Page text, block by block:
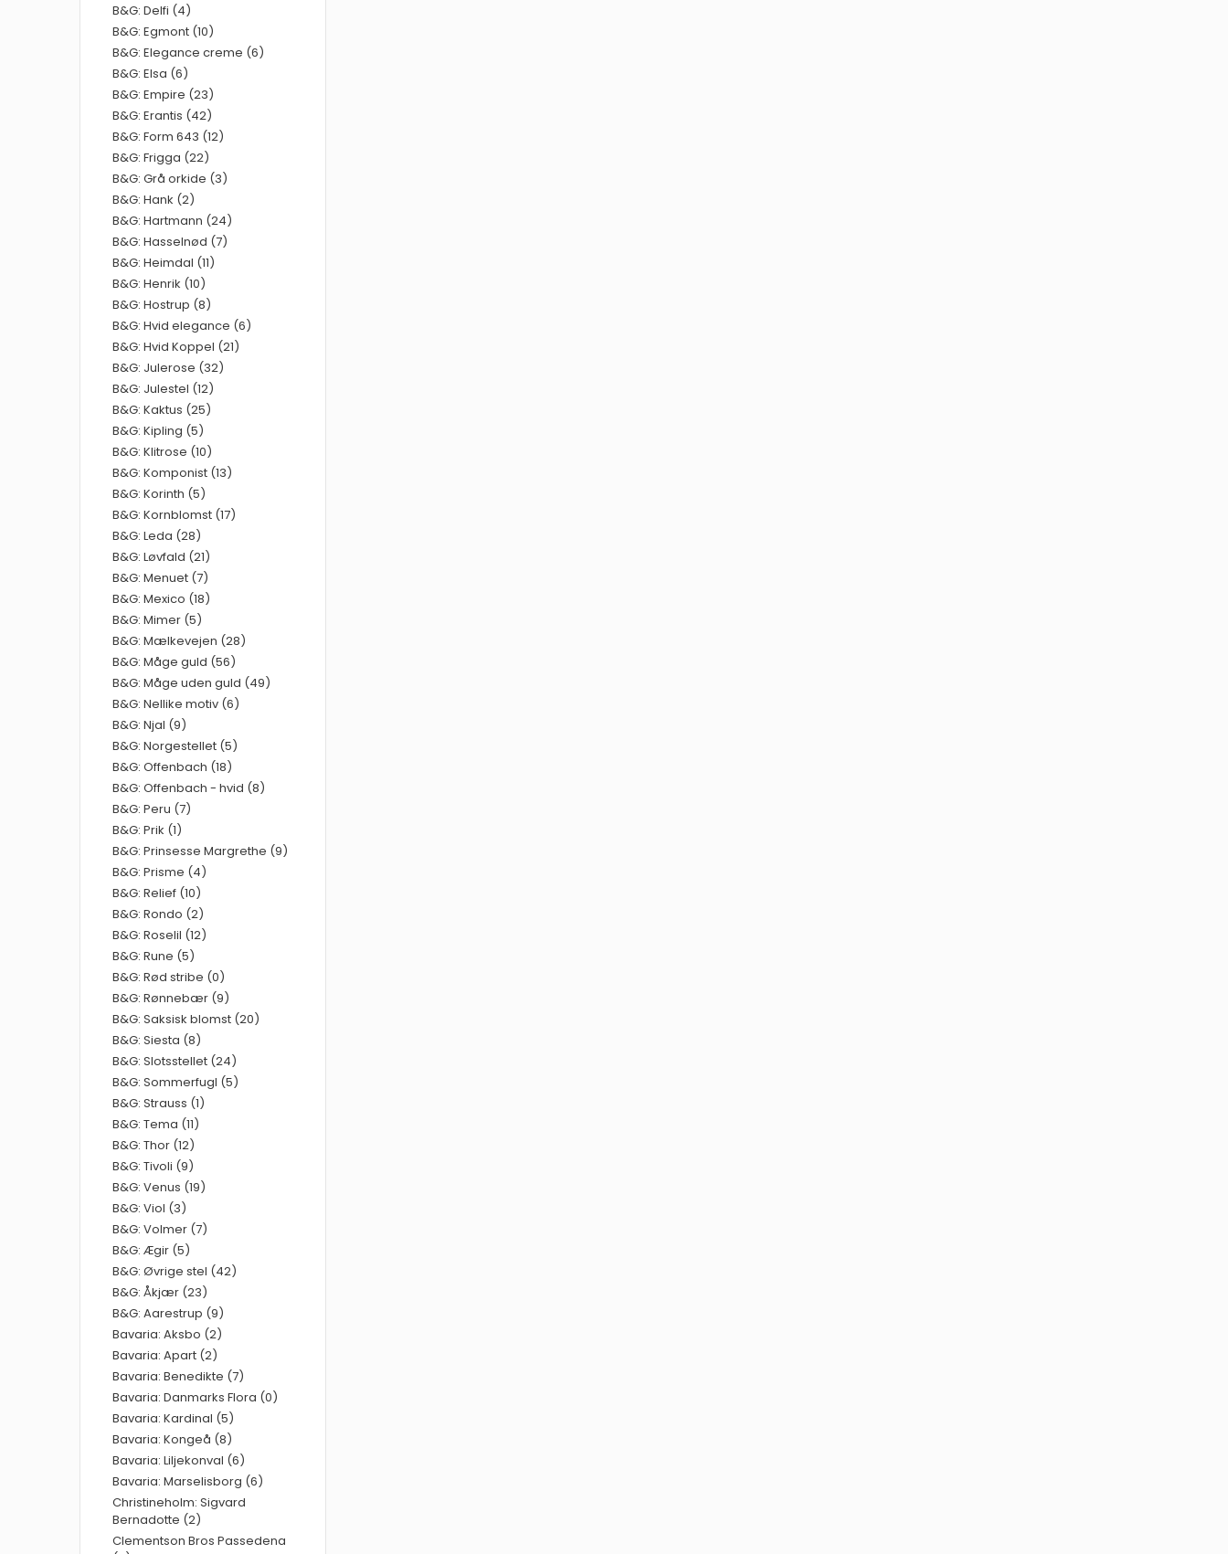
B&G: Delfi (4)
B&G: Egmont (10)
B&G: Elegance creme (6)
B&G: Elsa (6)
B&G: Empire (23)
B&G: Erantis (42)
B&G: Form 643 (12)
B&G: Frigga (22)
B&G: Grå orkide (3)
B&G: Hank (2)
B&G: Hartmann (24)
B&G: Hasselnød (7)
B&G: Heimdal (11)
B&G: Henrik (10)
B&G: Hostrup (8)
B&G: Hvid elegance (6)
B&G: Hvid Koppel (21)
B&G: Julerose (32)
B&G: Julestel (12)
B&G: Kaktus (25)
B&G: Kipling (5)
B&G: Klitrose (10)
B&G: Komponist (13)
B&G: Korinth (5)
B&G: Kornblomst (17)
B&G: Leda (28)
B&G: Løvfald (21)
B&G: Menuet (7)
B&G: Mexico (18)
B&G: Mimer (5)
B&G: Mælkevejen (28)
B&G: Måge guld (56)
B&G: Måge uden guld (49)
B&G: Nellike motiv (6)
B&G: Njal (9)
B&G: Norgestellet (5)
B&G: Offenbach (18)
B&G: Offenbach - hvid (8)
B&G: Peru (7)
B&G: Prik (1)
B&G: Prinsesse Margrethe (9)
B&G: Prisme (4)
B&G: Relief (10)
B&G: Rondo (2)
B&G: Roselil (12)
B&G: Rune (5)
B&G: Rød stribe (0)
B&G: Rønnebær (9)
B&G: Saksisk blomst (20)
B&G: Siesta (8)
B&G: Slotsstellet (24)
B&G: Sommerfugl (5)
B&G: Strauss (1)
B&G: Tema (11)
B&G: Thor (12)
B&G: Tivoli (9)
B&G: Venus (19)
B&G: Viol (3)
B&G: Volmer (7)
B&G: Ægir (5)
B&G: Øvrige stel (42)
B&G: Åkjær (23)
B&G: Aarestrup (9)
Bavaria: Aksbo (2)
Bavaria: Apart (2)
Bavaria: Benedikte (7)
Bavaria: Danmarks Flora (0)
Bavaria: Kardinal (5)
Bavaria: Kongeå (8)
Bavaria: Liljekonval (6)
Bavaria: Marselisborg (6)
Christineholm: Sigvard
Bernadotte (2)
Clementson Bros Passedena